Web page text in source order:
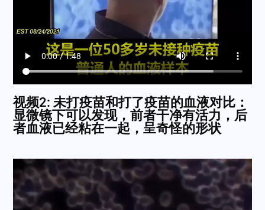
视频2: 未打疫苗和打了疫苗的血液对比：
显微镜下可以发现，前者干净有活力，后
者血液已经粘在一起，呈奇怪的形状